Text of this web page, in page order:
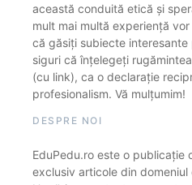
această conduită etică și
mult mai multă experiență
că găsiți subiecte interesante
siguri că înțelegeți
(cu link), ca o declarație
profesionalism. Vă mulțumim!
DESPRE NOI
EduPedu.ro este o publicație
exclusiv articole din